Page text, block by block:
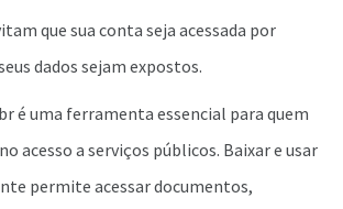
que sua conta seja acessada por
dados sejam expostos.
é uma ferramenta essencial para quem
acesso a serviços públicos. Baixar e usar
permite acessar documentos,